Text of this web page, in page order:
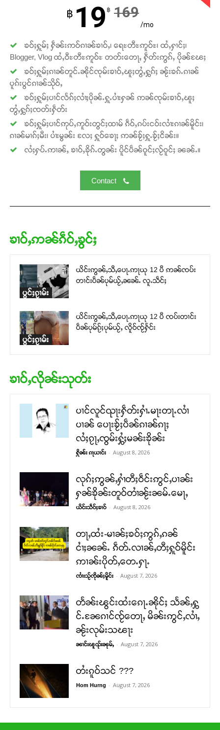
฿ 19 ฿ 169
/mo
ၶဝ်ႈႁူမ်ႈ ႁဵၼ်းဢဝ်ၵၢၼ်ၶၢဝ်ႇ၊ ရေႊတီႊဢူဝ်ႊ၊ ထႆႇႁၢင်ႈ၊
Blogger, Vlog ထႆႇဝီႊတီႊဢူဝ်ႊ တတ်းတေႃႇ ႁဵတ်းဢွၵ်ႇ ပိုၼ်ၽႄႈ
ၶဝ်ႈႁူမ်ႈၵၢၼ်တူင်ႉၼိုင်ၸုမ်းၶၢဝ်ႇၽူႈတွႆႇႁွၵ်ႈ ၼႂ်းၶၵ်ႉၵၢၼ်
ပူၵ်းပွင်ၵၢၼ်သိုဝ်ႇ
ၶဝ်ႈႁူမ်ႈပၢင်လႅၵ်ႈလၢႆႈပိုၼ်ႉႁူႉပၢႆးႁၼ် ဢၼ်ၸုမ်းၶၢဝ်ႇၽူႈ
တွႆႇႁွၵ်ႈၸတ်းႁဵတ်း
ၶဝ်ႈႁူမ်ႈပၢင်ဢုပ်ႇဢူဝ်းတွင်ႈထၢမ် ၵဵဝ်ႇၵပ်းငဝ်းလၢႆးၵၢၼ်မိူင်း၊
ၵၢၼ်မၢၵ်ႈမီး၊ ပၢႆးမွၼ်း လႄႈ ႁူဝ်ၶေႃႈ ဢၼ်ၶႂ်ႈႁူႉၶႂ်ႈငိၼ်း။
လႆႈႁပ်ႉဢၢၼ်ႇ ၶၢဝ်ႇၶိုၵ်ႉတွၼ်း ပိူင်ပဵၼ်ဝူင်ႈလႂ်ဝူင်ႈ ၼၼ်ႉ။
Contact
ၶၢဝ်ႇဢၼ်ၵဵဝ်ႇၶွင်ႈ
ပွင်ႈၵႂၢမ်း
ယိင်းဢွၼ်ႇသီႇပေႃႉဢႃယု 12 ပီ ဢၼ်ၸပ်း
တၢင်းပဵၼ်ပုမ်ယႂ်ႇၼၼ်ႉ လူႉသဵင်ႈ
ပွင်ႈၵႂၢမ်း
ယိင်းဢွၼ်ႇသီႇပေႃႉဢႃယု 12 ပီ ၸပ်းတၢင်း
ပဵၼ်ပုမ်ၵႂ်ႈပုမ်ယႂ်ႇ လိူဝ်ၸႂ်ႁႅင်း
ၶၢဝ်ႇလိုၼ်းသုတ်း
ပၢင်လူင်ၺႃးႁဵတ်းႁၢႆႉမႃးတႃႉလၢႆ
ပၢၼ် ​​ပေႃးၶႂ်ႈပဵၼ်ၵၢၼ်ၵႃႈ
လႆႈၵႂႃႇၸွမ်းႁွႆႈမၼ်းၶိုၼ်း
ႁိုၼ်း ၵႃယၢင်း - August 8, 2026
လုၵ်ႈဢွၼ်ႇႁၢႆတီႈဝဵင်းဢွင်ႇပၢၼ်း
ႁၼ်ၶိုၼ်းတူဝ်တၢႆၼႂ်းၼမ်ႉမေႃႇ
ယိင်းသဵဝ်ႈၶၢဝ် - August 8, 2026
တႃႇထႆး-မၢၼ်ႈၶဝ်ႈဢွၵ်ႇၵၼ်
ငၢႆႈၼၼ်ႉ ၵဵတ်ႉလၢၼ်ႇတီႈႁူဝ်မိူင်း
ဢၢၼ်းပိုတ်ႇတေႉႁႃႉ
ၸၢႆးသႂ်ၸိုၼ်ႈမိူင်း - August 7, 2026
တႅၼ်းၽွင်းထႆးၵေႃႉၼိုင်ႈ သႅၼ်ႇႁွ
င်ႉၼႄၵၢင်ၸႂ်တေႃႇ မိၼ်းဢွင်ႇလၢႆႇ
ၼႂ်းလုမ်းသၽႃး
ၼၢင်းၽူၺ်းၼုမ်ႇ - August 7, 2026
တႆးၵူဝ်သင် ???
Hom Hurng - August 7, 2026